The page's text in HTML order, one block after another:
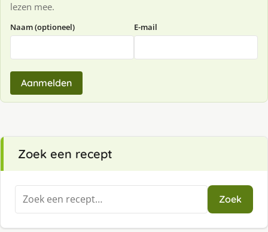
lezen mee.
Naam (optioneel) E-mail
Aanmelden
Zoek een recept
Zoeken
naar:
Zoek